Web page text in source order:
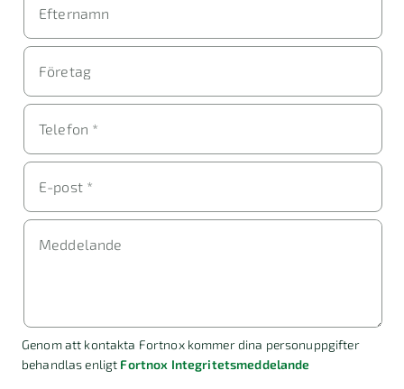
Efternamn
Företag
Telefon *
E-post *
Meddelande
Genom att kontakta Fortnox kommer dina personuppgifter
behandlas enligt Fortnox Integritetsmeddelande